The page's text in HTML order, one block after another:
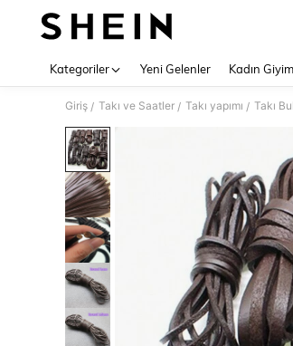
Kategoriler Yeni Gelenler Kadın Giyim
Giriş / Takı ve Saatler / Takı yapımı / Takı